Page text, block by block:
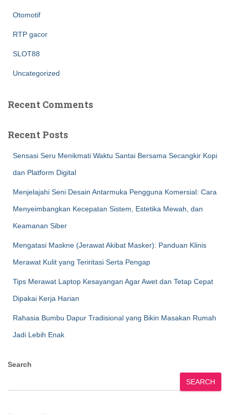
Otomotif
RTP gacor
SLOT88
Uncategorized
Recent Comments
Recent Posts
Sensasi Seru Menikmati Waktu Santai Bersama Secangkir Kopi
dan Platform Digital
Menjelajahi Seni Desain Antarmuka Pengguna Komersial: Cara
Menyeimbangkan Kecepatan Sistem, Estetika Mewah, dan
Keamanan Siber
Mengatasi Maskne (Jerawat Akibat Masker): Panduan Klinis
Merawat Kulit yang Teriritasi Serta Pengap
Tips Merawat Laptop Kesayangan Agar Awet dan Tetap Cepat
Dipakai Kerja Harian
Rahasia Bumbu Dapur Tradisional yang Bikin Masakan Rumah
Jadi Lebih Enak
Search
SEARCH